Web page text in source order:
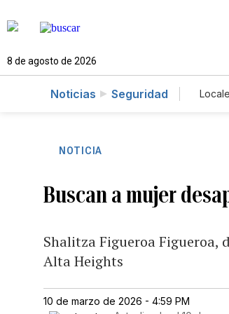
8 de agosto de 2026
Noticias Seguridad
NOTICIA
Buscan a mujer
Shalitza Figueroa Figueroa,
Alta Heights
10 de marzo de 2026 - 4:59 PM